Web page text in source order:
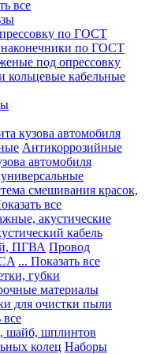
все
по ГОСТ
по ГОСТ
под опрессовку
кабельные
кузова автомобиля
Антикоррозийные
автомобиля
смешивания красок,
все
акустические
кабель
ПГВА Провод
... Показать все
губки
материалы
для очистки пыли
все
шайб, шплинтов
колец Наборы